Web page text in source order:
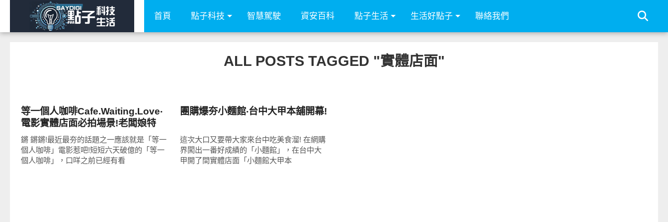
首頁 點子科技 智慧駕駛 資安百科 點子生活 生活好點子 聯絡我們
ALL POSTS TAGGED "實體店面"
等一個人咖啡Cafe.Waiting.Love‧
電影實體店面必拍場景!老闆娘特
調、告白需要勇氣早午餐!
鏘 鏘鏘!最近最夯的話題之一應該就是「等一
個人咖啡」電影惹吧!短短六天破億的「等一
個人咖啡」，口咩之前已經有看
團購爆夯小麵館‧台中大甲本舖開幕!
這次大口又要帶大家來台中吃美食溜! 在網購
界闖出一番好成績的「小麵館」，在台中大
甲開了間實體店面「小麵館大甲本